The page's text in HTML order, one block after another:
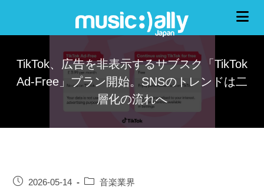
TikTok、広告を非表示するサブスク「TikTok
Ad-Free」プラン開始。SNSのトレンドは二
層化の流れへ
2026-05-14 音楽業界